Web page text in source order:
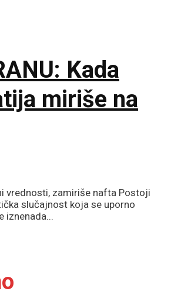
Kada
miriše na
vrednosti, zamiriše nafta Postoji
slučajnost koja se uporno
iznenada...